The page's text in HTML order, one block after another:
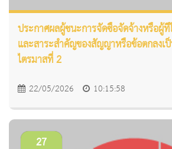
ประกาศผลผู้ชนะการจัดซื้อจัดจ้างหรือผู้ที่
และสาระสำคัญของสัญญาหรือข้อตกลงเ
ไตรมาสที่ 2
22/05/2026 10:15:58
27